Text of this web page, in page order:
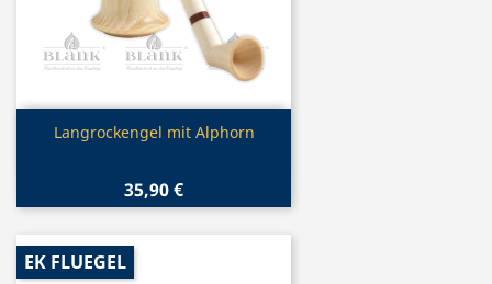
Vorschau
Langrockengel mit Alphorn
35,90 €
EK FLUEGEL